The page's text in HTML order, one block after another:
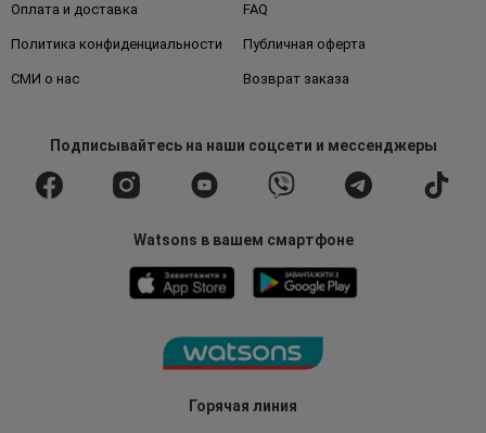
Горячая линия
Оплата и доставка FAQ
Политика конфиденциальности Публичная оферта
СМИ о нас Возврат заказа
Подписывайтесьна наши соцсети и мессенджеры
Watsons в вашем смартфоне